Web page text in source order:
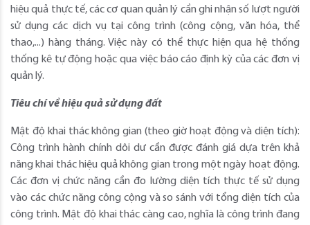
hiệu quả thực tế, các cơ quan quản lý cần ghi nhận số lượt người
sử dụng các dịch vụ tại công trình (công cộng, văn hóa, thể
thao,...) hàng tháng. Việc này có thể thực hiện qua hệ thống
thống kê tự động hoặc qua việc báo cáo định kỳ của các đơn vị
quản lý.
Tiêu chí về hiệu quả sử dụng đất
Mật độ khai thác không gian (theo giờ hoạt động và diện tích):
Công trình hành chính dôi dư cần được đánh giá dựa trên khả
năng khai thác hiệu quả không gian trong một ngày hoạt động.
Các đơn vị chức năng cần đo lường diện tích thực tế sử dụng
vào các chức năng công cộng và so sánh với tổng diện tích của
công trình. Mật độ khai thác càng cao, nghĩa là công trình đang